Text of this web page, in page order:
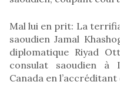
Mal lui en prit: La
saoudien Jamal
diplomatique Riyad
consulat saoudien à
Canada en